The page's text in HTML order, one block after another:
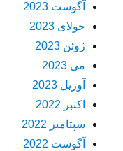
آگوست 2023
جولای 2023
ژوئن 2023
می 2023
آوریل 2023
اکتبر 2022
سپتامبر 2022
آگوست 2022